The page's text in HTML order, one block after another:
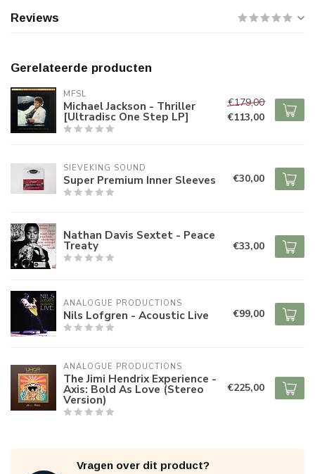
Reviews
Gerelateerde producten
MFSL
Michael Jackson - Thriller
[Ultradisc One Step LP]
€179,00
€113,00
SIEVEKING SOUND
Super Premium Inner Sleeves €30,00
Nathan Davis Sextet - Peace
Treaty €33,00
ANALOGUE PRODUCTIONS
Nils Lofgren - Acoustic Live €99,00
ANALOGUE PRODUCTIONS
The Jimi Hendrix Experience -
Axis: Bold As Love (Stereo
Version)
€225,00
Vragen over dit product?